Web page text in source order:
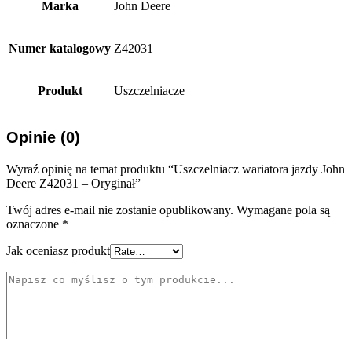
Marka John Deere
Numer katalogowy Z42031
Produkt Uszczelniacze
Opinie (0)
Wyraź opinię na temat produktu “Uszczelniacz wariatora jazdy John
Deere Z42031 – Oryginał”
Twój adres e-mail nie zostanie opublikowany. Wymagane pola są
oznaczone *
Jak oceniasz produkt